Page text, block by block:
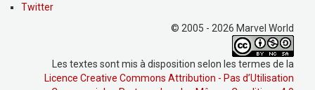
Twitter
© 2005 - 2026 Marvel World
Les textes sont mis à disposition selon les termes de la
Licence Creative Commons Attribution - Pas d’Utilisation